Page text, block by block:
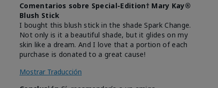
Comentarios sobre Special-Edition† Mary Kay®
Blush Stick
I bought this blush stick in the shade Spark Change.
Not only is it a beautiful shade, but it glides on my
skin like a dream. And I love that a portion of each
purchase is donated to a great cause!
Mostrar Traducción